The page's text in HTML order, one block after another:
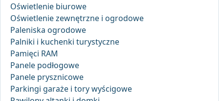
Oświetlenie biurowe
Oświetlenie zewnętrzne i ogrodowe
Paleniska ogrodowe
Palniki i kuchenki turystyczne
Pamięci RAM
Panele podłogowe
Panele prysznicowe
Parkingi garaże i tory wyścigowe